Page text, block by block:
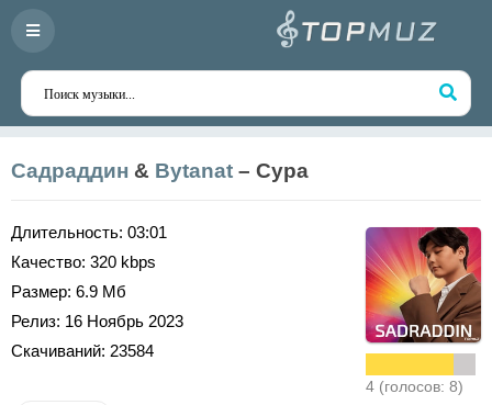
Садраддин & Bytanat – Сура
Длительность: 03:01
Качество: 320 kbps
Размер: 6.9 Мб
Релиз: 16 Ноябрь 2023
Скачиваний: 23584
4 (голосов: 8)